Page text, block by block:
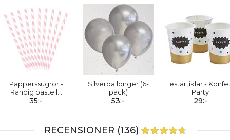
Papperssugrör -
Randig pastell
35:-
Silverballonger (6-
pack)
53:-
Festartiklar -
Party
29:-
RECENSIONER (136)